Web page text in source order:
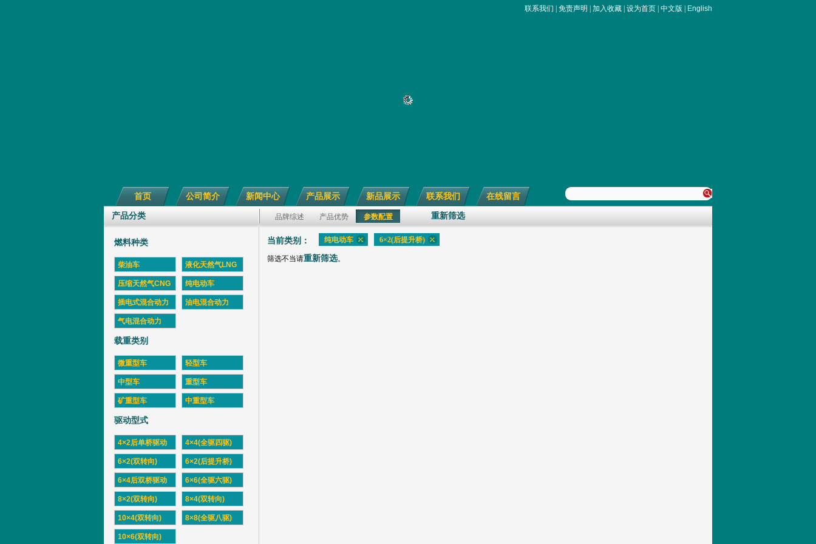
联系我们 免责声明 加入收藏 设为首页 中文版 English
首页 公司简介 新闻中心 产品展示 新品展示 联系我们 在线留言
产品分类 品牌综述 产品优势 参数配置 重新筛选
燃料种类
柴油车 液化天然气LNG
压缩天然气CNG 纯电动车
插电式混合动力 油电混合动力
气电混合动力
载重类别
微重型车 轻型车
中型车 重型车
矿重型车 中重型车
驱动型式
4×2后单桥驱动 4×4(全驱四驱)
6×2(双转向) 6×2(后提升桥)
6×4后双桥驱动 6×6(全驱六驱)
8×2(双转向) 8×4(双转向)
10×4(双转向) 8×8(全驱八驱)
10×6(双转向)
当前类别： 纯电动车 6×2(后提升桥)
筛选不当请重新筛选。